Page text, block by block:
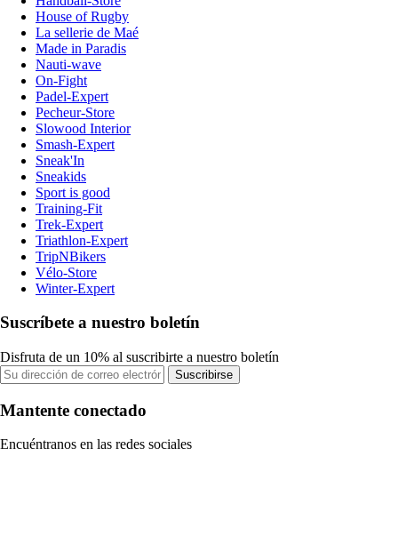
House of Rugby
La sellerie de Maé
Made in Paradis
Nauti-wave
On-Fight
Padel-Expert
Pecheur-Store
Slowood Interior
Smash-Expert
Sneak'In
Sneakids
Sport is good
Training-Fit
Trek-Expert
Triathlon-Expert
TripNBikers
Vélo-Store
Winter-Expert
Suscríbete a nuestro boletín
Disfruta de un 10% al suscribirte a nuestro boletín
Suscribirse
Mantente conectado
Encuéntranos en las redes sociales